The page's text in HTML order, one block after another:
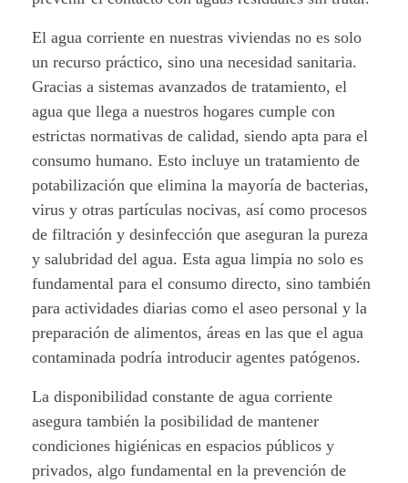
El agua corriente en nuestras viviendas no es solo
un recurso práctico, sino una necesidad sanitaria.
Gracias a sistemas avanzados de tratamiento, el
agua que llega a nuestros hogares cumple con
estrictas normativas de calidad, siendo apta para el
consumo humano. Esto incluye un tratamiento de
potabilización que elimina la mayoría de bacterias,
virus y otras partículas nocivas, así como procesos
de filtración y desinfección que aseguran la pureza
y salubridad del agua. Esta agua limpia no solo es
fundamental para el consumo directo, sino también
para actividades diarias como el aseo personal y la
preparación de alimentos, áreas en las que el agua
contaminada podría introducir agentes patógenos.
La disponibilidad constante de agua corriente
asegura también la posibilidad de mantener
condiciones higiénicas en espacios públicos y
privados, algo fundamental en la prevención de